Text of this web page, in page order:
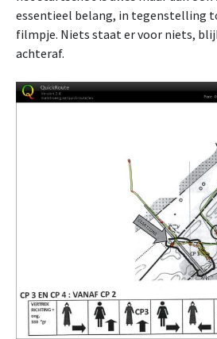
essentieel belang, in tegenstelling
filmpje. Niets staat er voor niets,
achteraf.